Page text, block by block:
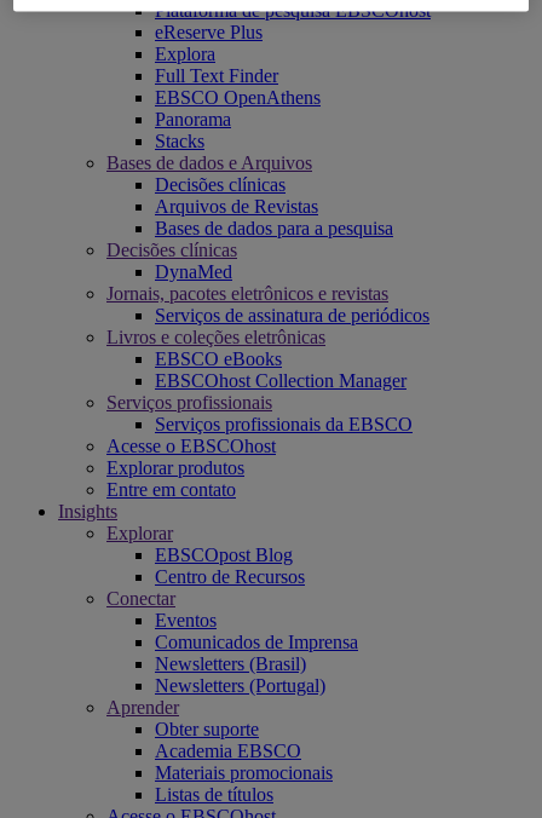
Plataforma de pesquisa EBSCOhost
eReserve Plus
Explora
Full Text Finder
EBSCO OpenAthens
Panorama
Stacks
Bases de dados e Arquivos
Decisões clínicas
Arquivos de Revistas
Bases de dados para a pesquisa
Decisões clínicas
DynaMed
Jornais, pacotes eletrônicos e revistas
Serviços de assinatura de periódicos
Livros e coleções eletrônicas
EBSCO eBooks
EBSCOhost Collection Manager
Serviços profissionais
Serviços profissionais da EBSCO
Acesse o EBSCOhost
Explorar produtos
Entre em contato
Insights
Explorar
EBSCOpost Blog
Centro de Recursos
Conectar
Eventos
Comunicados de Imprensa
Newsletters (Brasil)
Newsletters (Portugal)
Aprender
Obter suporte
Academia EBSCO
Materiais promocionais
Listas de títulos